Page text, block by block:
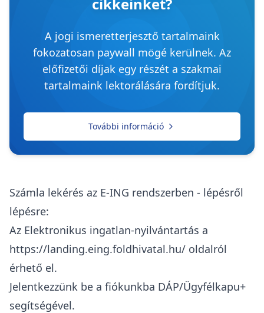
A jogi ismeretterjesztő tartalmaink
fokozatosan paywall mögé kerülnek. Az
előfizetői díjak egy részét a szakmai
tartalmaink lektorálására fordítjuk.
További információ
Számla lekérés az E-ING rendszerben - lépésről
lépésre:
Az Elektronikus ingatlan-nyilvántartás a
https://landing.eing.foldhivatal.hu/ oldalról
érhető el.
Jelentkezzünk be a fiókunkba DÁP/Ügyfélkapu+
segítségével.